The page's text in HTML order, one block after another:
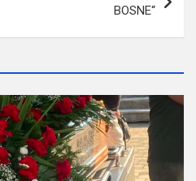
BOSNE“